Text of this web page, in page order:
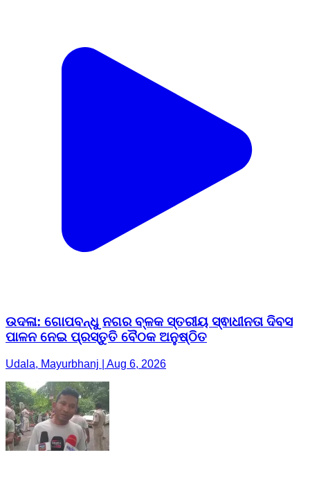
ଉଦଳା: ଗୋପବନ୍ଧୁ ନଗର ବ୍ଳକ ସ୍ତରୀୟ ସ୍ଵାଧୀନତା ଦିବସ
ପାଳନ ନେଇ ପ୍ରସ୍ତୁତି ବୈଠକ ଅନୁଷ୍ଠିତ
Udala, Mayurbhanj | Aug 6, 2026